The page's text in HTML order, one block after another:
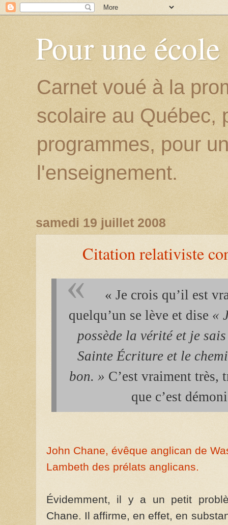
Pour une
Carnet voué à la
scolaire au Québec,
programmes, pour
l'enseignement.
samedi 19 juillet 2008
Citation relativiste
« Je crois qu’il est
quelqu’un se lève et dise «
possède la vérité et je
Sainte Écriture et le
bon. » C’est vraiment très,
que c’est
John Chane, évêque anglican de
Lambeth des prélats anglicans.
Évidemment, il y a un petit
Chane. Il affirme, en effet, en